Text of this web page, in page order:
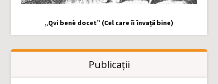
„Qvi benè docet” (Cel care îi învață bine)
Publicații